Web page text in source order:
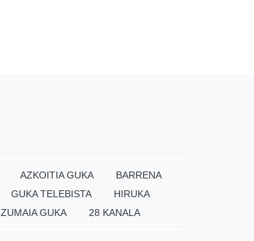
AZKOITIA GUKA
BARRENA
GUKA TELEBISTA
HIRUKA
ZUMAIA GUKA 28 KANALA